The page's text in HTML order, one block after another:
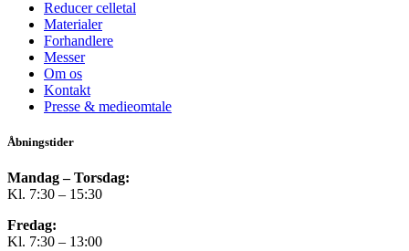
Reducer celletal
Materialer
Forhandlere
Messer
Om os
Kontakt
Presse & medieomtale
Åbningstider
Mandag – Torsdag:
Kl. 7:30 – 15:30
Fredag:
Kl. 7:30 – 13:00